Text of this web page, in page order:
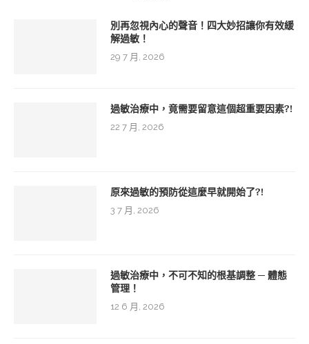
別再忽視內心的聲音！四大妙招讓你有效緩
解過敏！
29 7 月, 2026
過敏治療中，竟需要留意這個超重要因素?!
22 7 月, 2026
原來過敏的預防從這麼早就開始了?!
3 7 月, 2026
過敏治療中，不可不知的根基調整 ─ 體態
管理！
12 6 月, 2026